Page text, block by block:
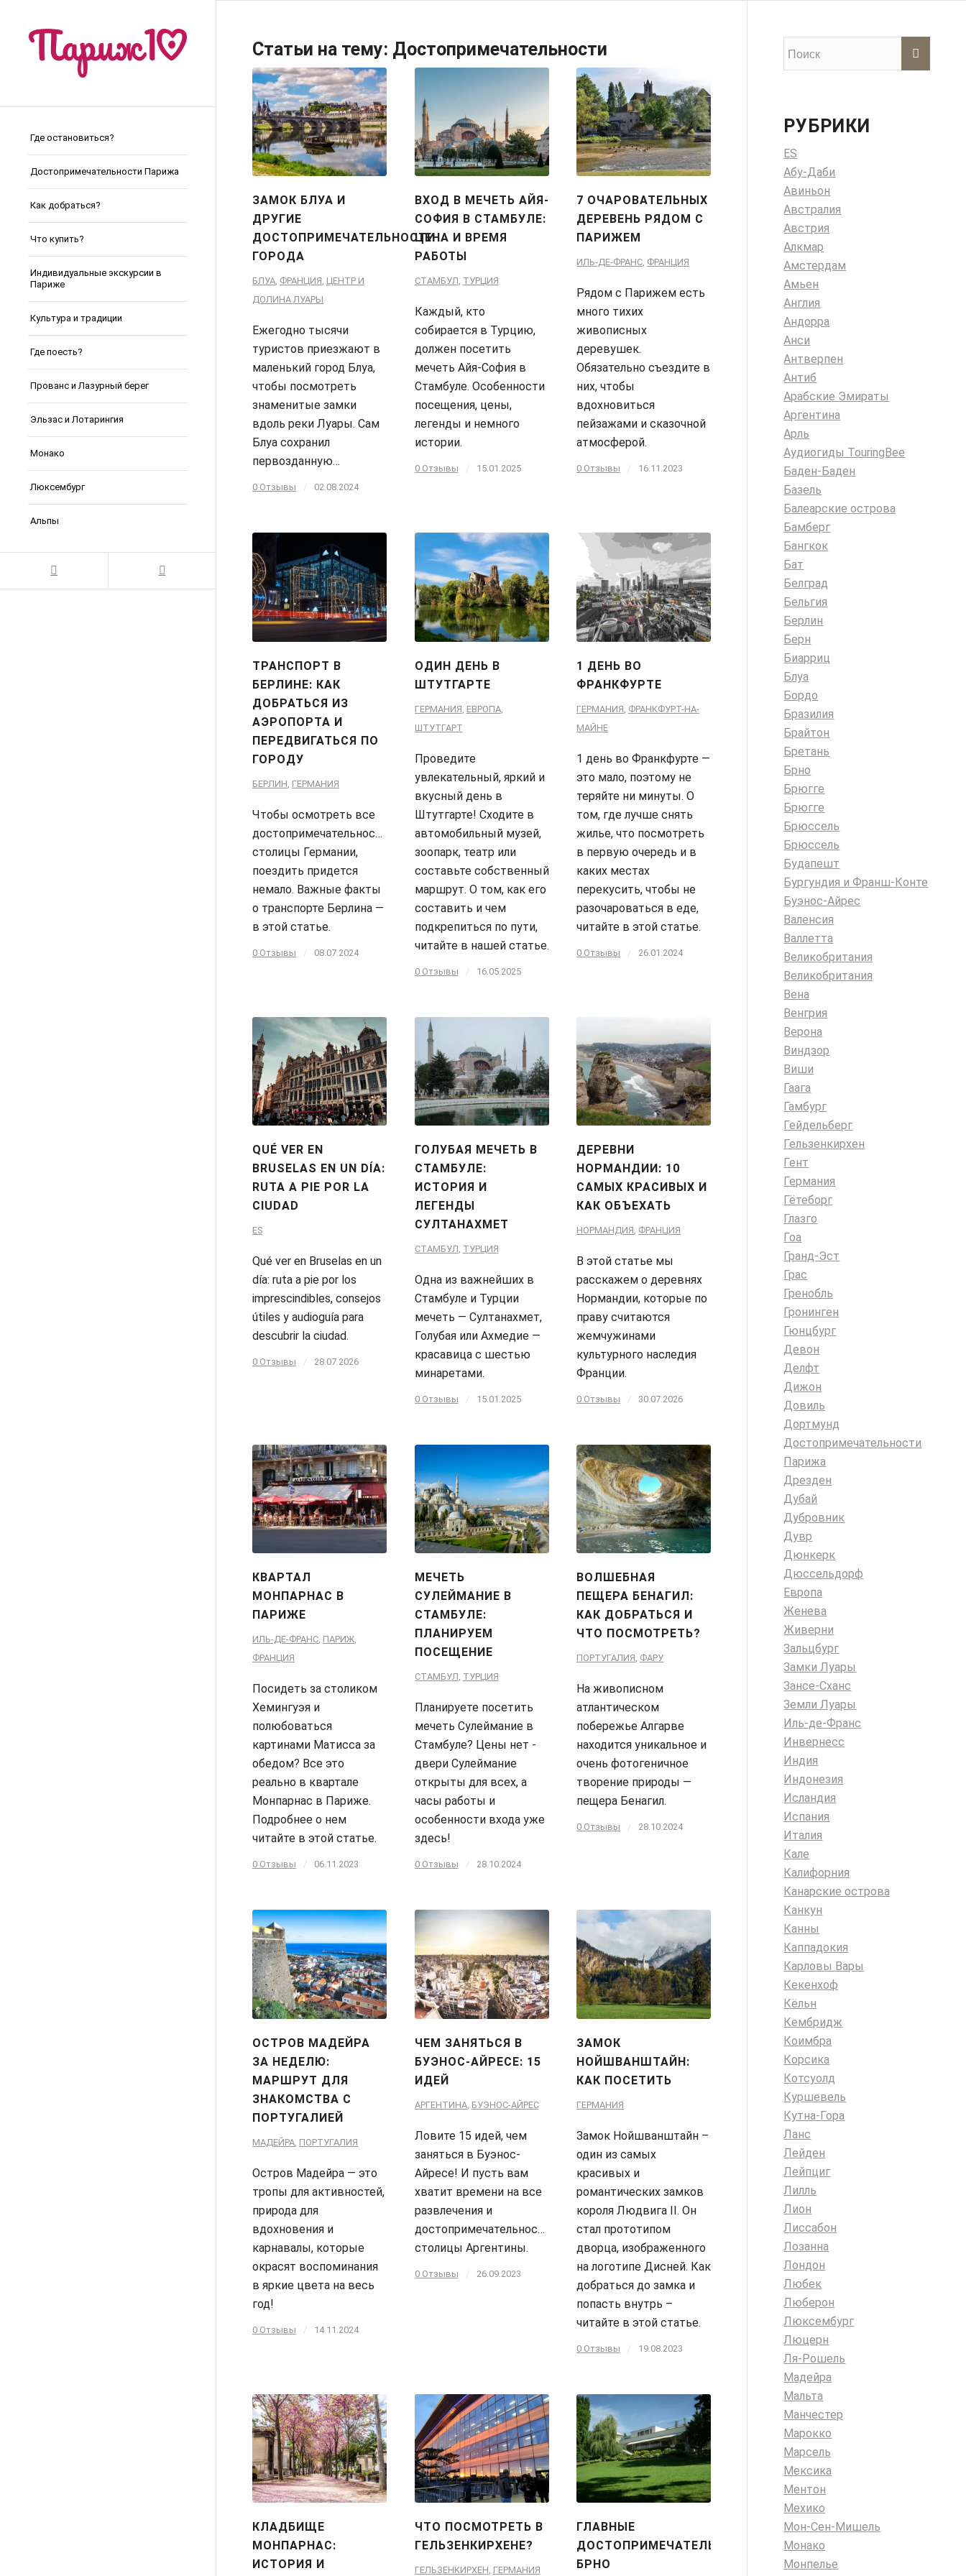
Где остановиться?
Достопримечательности Парижа
Как добраться?
Что купить?
Индивидуальные экскурсии в
Париже
Культура и традиции
Где поесть?
Прованс и Лазурный берег
Эльзас и Лотарингия
Монако
Люксембург
Альпы
Статьи на тему: Достопримечательности
ЗАМОК БЛУА И
ДРУГИЕ
ДОСТОПРИМЕЧАТЕЛЬНОСТИ
ГОРОДА
БЛУА, ФРАНЦИЯ, ЦЕНТР И
ДОЛИНА ЛУАРЫ
Ежегодно тысячи
туристов приезжают в
маленький город Блуа,
чтобы посмотреть
знаменитые замки
вдоль реки Луары. Сам
Блуа сохранил
первозданную…
0 Отзывы / 02.08.2024
ВХОД В МЕЧЕТЬ АЙЯ-
СОФИЯ В СТАМБУЛЕ:
ЦЕНА И ВРЕМЯ
РАБОТЫ
СТАМБУЛ, ТУРЦИЯ
Каждый, кто
собирается в Турцию,
должен посетить
мечеть Айя-София в
Стамбуле. Особенности
посещения, цены,
легенды и немного
истории.
0 Отзывы / 15.01.2025
7 ОЧАРОВАТЕЛЬНЫХ
ДЕРЕВЕНЬ РЯДОМ С
ПАРИЖЕМ
ИЛЬ-ДЕ-ФРАНС, ФРАНЦИЯ
Рядом с Парижем есть
много тихих
живописных
деревушек.
Обязательно съездите в
них, чтобы
вдохновиться
пейзажами и сказочной
атмосферой.
0 Отзывы / 16.11.2023
ТРАНСПОРТ В
БЕРЛИНЕ: КАК
ДОБРАТЬСЯ ИЗ
АЭРОПОРТА И
ПЕРЕДВИГАТЬСЯ ПО
ГОРОДУ
БЕРЛИН ГЕРМАНИЯ
Чтобы осмотреть все
достопримечательности
столицы Германии,
поездить придется
немало. Важные факты
о транспорте Берлина —
в этой статье.
0 Отзывы / 08.07.2024
ОДИН ДЕНЬ В
ШТУТГАРТЕ
ГЕРМАНИЯ ЕВРОПА,
ШТУТГАРТ
Проведите
увлекательный, яркий и
вкусный день в
Штутгарте! Сходите в
автомобильный музей,
зоопарк, театр или
составьте собственный
маршрут. О том, как его
составить и чем
подкрепиться по пути,
читайте в нашей статье.
0 Отзывы / 16.05.2025
1 ДЕНЬ ВО
ФРАНКФУРТЕ
ГЕРМАНИЯ ФРАНКФУРТ-НА-
МАЙНЕ
1 день во Франкфурте —
это мало, поэтому не
теряйте ни минуты. О
том, где лучше снять
жилье, что посмотреть
в первую очередь и в
каких местах
перекусить, чтобы не
разочароваться в еде,
читайте в этой статье.
0 Отзывы / 26.01.2024
QUÉ VER EN
BRUSELAS EN UN DÍA:
RUTA A PIE POR LA
CIUDAD
ES
Qué ver en Bruselas en un
día: ruta a pie por los
imprescindibles, consejos
útiles y audioguía para
descubrir la ciudad.
0 Отзывы / 28.07.2026
ГОЛУБАЯ МЕЧЕТЬ В
СТАМБУЛЕ:
ИСТОРИЯ И
ЛЕГЕНДЫ
СУЛТАНАХМЕТ
СТАМБУЛ ТУРЦИЯ
Одна из важнейших в
Стамбуле и Турции
мечеть — Султанахмет,
Голубая или Ахмедие —
красавица с шестью
минаретами.
0 Отзывы / 15.01.2025
ДЕРЕВНИ
НОРМАНДИИ: 10
САМЫХ КРАСИВЫХ И
КАК ОБЪЕХАТЬ
НОРМАНДИЯ ФРАНЦИЯ
В этой статье мы
расскажем о деревнях
Нормандии, которые по
праву считаются
жемчужинами
культурного наследия
Франции.
0 Отзывы / 30.07.2026
КВАРТАЛ
МОНПАРНАС В
ПАРИЖЕ
ИЛЬ-ДЕ-ФРАНС, ПАРИЖ,
ФРАНЦИЯ
Посидеть за столиком
Хемингуэя и
полюбоваться
картинами Матисса за
обедом? Все это
реально в квартале
Монпарнас в Париже.
Подробнее о нем
читайте в этой статье.
0 Отзывы / 06.11.2023
МЕЧЕТЬ
СУЛЕЙМАНИЕ В
СТАМБУЛЕ:
ПЛАНИРУЕМ
ПОСЕЩЕНИЕ
СТАМБУЛ, ТУРЦИЯ
Планируете посетить
мечеть Сулеймание в
Стамбуле? Цены нет -
двери Сулеймание
открыты для всех, а
часы работы и
особенности входа уже
здесь!
0 Отзывы / 28.10.2024
ВОЛШЕБНАЯ
ПЕЩЕРА БЕНАГИЛ:
КАК ДОБРАТЬСЯ И
ЧТО ПОСМОТРЕТЬ?
ПОРТУГАЛИЯ, ФАРУ
На живописном
атлантическом
побережье Алгарве
находится уникальное и
очень фотогеничное
творение природы —
пещера Бенагил.
0 Отзывы / 28.10.2024
ОСТРОВ МАДЕЙРА
ЗА НЕДЕЛЮ:
МАРШРУТ ДЛЯ
ЗНАКОМСТВА С
ПОРТУГАЛИЕЙ
МАДЕЙРА ПОРТУГАЛИЯ
Остров Мадейра — это
тропы для активностей,
природа для
вдохновения и
карнавалы, которые
окрасят воспоминания
в яркие цвета на весь
год!
0 Отзывы / 14.11.2024
ЧЕМ ЗАНЯТЬСЯ В
БУЭНОС-АЙРЕСЕ: 15
ИДЕЙ
АРГЕНТИНА, БУЭНОС-АЙРЕС
Ловите 15 идей, чем
заняться в Буэнос-
Айресе! И пусть вам
хватит времени на все
развлечения и
достопримечательности
столицы Аргентины.
0 Отзывы / 26.09.2023
ЗАМОК
НОЙШВАНШТАЙН:
КАК ПОСЕТИТЬ
ГЕРМАНИЯ
Замок Нойшванштайн –
один из самых
красивых и
романтических замков
короля Людвига II. Он
стал прототипом
дворца, изображенного
на логотипе Дисней. Как
добраться до замка и
попасть внутрь –
читайте в этой статье.
0 Отзывы / 19.08.2023
КЛАДБИЩЕ
МОНПАРНАС:
ИСТОРИЯ И
ЧТО ПОСМОТРЕТЬ В
ГЕЛЬЗЕНКИРХЕНЕ?
ГЕЛЬЗЕНКИРХЕН ГЕРМАНИЯ
ГЛАВНЫЕ
ДОСТОПРИМЕЧАТЕЛЬНОСТИ
БРНО
РУБРИКИ
ES
Абу-Даби
Авиньон
Австралия
Австрия
Алкмар
Амстердам
Амьен
Англия
Андорра
Анси
Антверпен
Антиб
Арабские Эмираты
Аргентина
Арль
Аудиогиды TouringBee
Баден-Баден
Базель
Балеарские острова
Бамберг
Бангкок
Бат
Белград
Бельгия
Берлин
Берн
Биарриц
Блуа
Бордо
Бразилия
Брайтон
Бретань
Брно
Брюгге
Брюгге
Брюссель
Брюссель
Будапешт
Бургундия и Франш-Конте
Буэнос-Айрес
Валенсия
Валлетта
Великобритания
Великобритания
Вена
Венгрия
Верона
Виндзор
Виши
Гаага
Гамбург
Гейдельберг
Гельзенкирхен
Гент
Германия
Гётеборг
Глазго
Гоа
Гранд-Эст
Грас
Гренобль
Гронинген
Гюнцбург
Девон
Делфт
Дижон
Довиль
Дортмунд
Достопримечательности
Парижа
Дрезден
Дубай
Дубровник
Дувр
Дюнкерк
Дюссельдорф
Европа
Женева
Живерни
Зальцбург
Замки Луары
Зансе-Сханс
Земли Луары
Иль-де-Франс
Инвернесс
Индия
Индонезия
Исландия
Испания
Италия
Кале
Калифорния
Канарские острова
Канкун
Канны
Каппадокия
Карловы Вары
Кекенхоф
Кёльн
Кембридж
Коимбра
Корсика
Котсуолд
Куршевель
Кутна-Гора
Ланс
Лейден
Лейпциг
Лилль
Лион
Лиссабон
Лозанна
Лондон
Любек
Люберон
Люксембург
Люцерн
Ля-Рошель
Мадейра
Мальта
Манчестер
Марокко
Марсель
Мексика
Ментон
Мехико
Мон-Сен-Мишель
Монако
Монпелье